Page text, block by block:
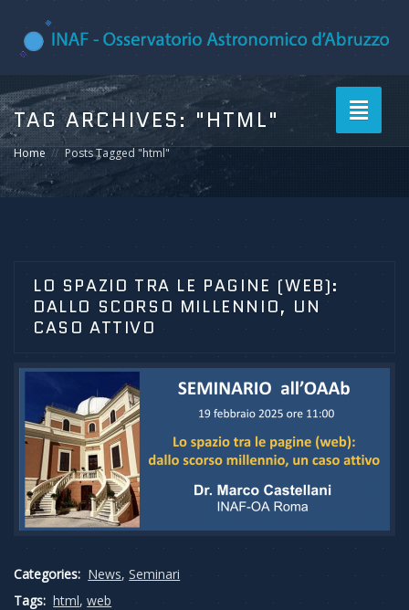
Toggle
TAG ARCHIVES: "HTML"
Home Posts Tagged "html"
LO SPAZIO TRA LE PAGINE (WEB):
DALLO SCORSO MILLENNIO, UN
CASO ATTIVO
Categories: News,Seminari
Tags: html,web